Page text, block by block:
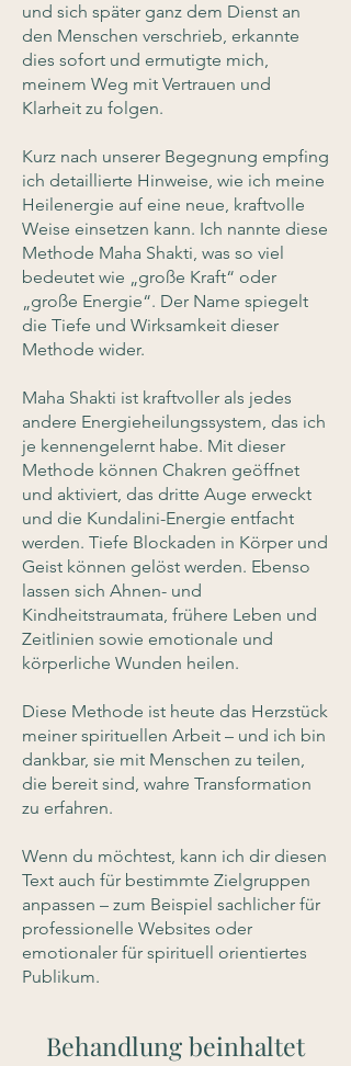
und sich später ganz dem Dienst an
den Menschen verschrieb, erkannte
dies sofort und ermutigte mich,
meinem Weg mit Vertrauen und
Klarheit zu folgen.
Kurz nach unserer Begegnung empfing
ich detaillierte Hinweise, wie ich meine
Heilenergie auf eine neue, kraftvolle
Weise einsetzen kann. Ich nannte diese
Methode Maha Shakti, was so viel
bedeutet wie „große Kraft“ oder
„große Energie“. Der Name spiegelt
die Tiefe und Wirksamkeit dieser
Methode wider.
Maha Shakti ist kraftvoller als jedes
andere Energieheilungssystem, das ich
je kennengelernt habe. Mit dieser
Methode können Chakren geöffnet
und aktiviert, das dritte Auge erweckt
und die Kundalini-Energie entfacht
werden. Tiefe Blockaden in Körper und
Geist können gelöst werden. Ebenso
lassen sich Ahnen- und
Kindheitstraumata, frühere Leben und
Zeitlinien sowie emotionale und
körperliche Wunden heilen.
Diese Methode ist heute das Herzstück
meiner spirituellen Arbeit – und ich bin
dankbar, sie mit Menschen zu teilen,
die bereit sind, wahre Transformation
zu erfahren.
Wenn du möchtest, kann ich dir diesen
Text auch für bestimmte Zielgruppen
anpassen – zum Beispiel sachlicher für
professionelle Websites oder
emotionaler für spirituell orientiertes
Publikum.
Behandlung beinhaltet